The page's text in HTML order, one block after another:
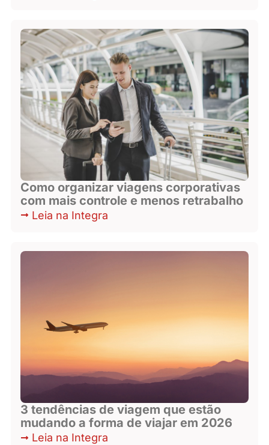
Como organizar viagens corporativas
com mais controle e menos retrabalho
Leia na Integra
3 tendências de viagem que estão
mudando a forma de viajar em 2026
Leia na Integra